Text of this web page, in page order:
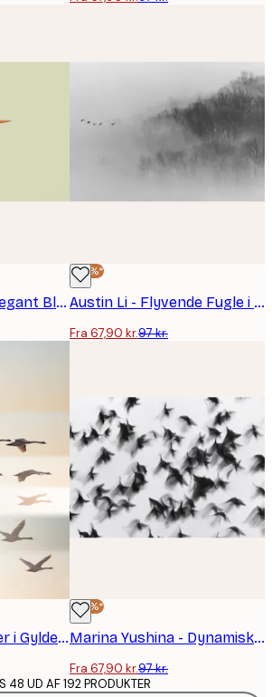
Vincenzo Viola - Elegant Blå Hejre Plakat
-30%*
Austin Li - Flyvende Fugle i Tåget Skov Plakat
Fra 67,90 kr.97 kr.
Leif Løndal - Svaner i Gyldent Lys Plakat
-30%*
Marina Yushina - Dynamisk Flyvende Flok Plakat
Fra 67,90 kr.97 kr.
48 UD AF 192 PRODUKTER